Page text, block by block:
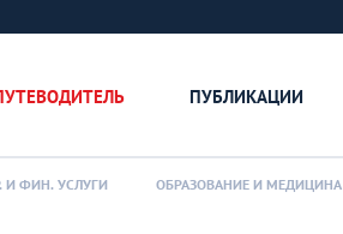
ПУБЛИКАЦИИ
И ФИН. УСЛУГИ ОБРАЗОВАНИЕ И МЕДИЦИНА